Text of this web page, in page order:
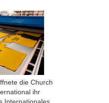
die Church
ihr